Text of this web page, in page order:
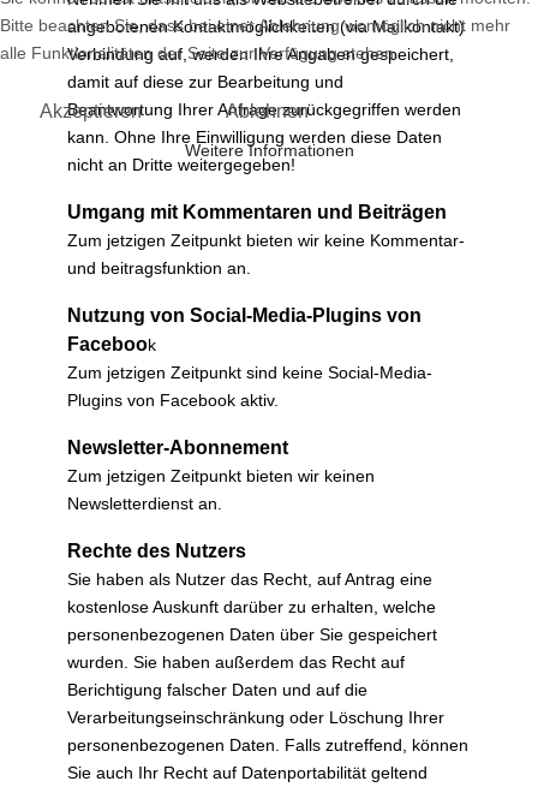
angebotenen Kontaktmöglichkeiten (via Mailkontakt)
Verbindung auf, werden Ihre Angaben gespeichert,
damit auf diese zur Bearbeitung und
Beantwortung Ihrer Anfrage zurückgegriffen werden
kann. Ohne Ihre Einwilligung werden diese Daten
nicht an Dritte weitergegeben!
Umgang mit Kommentaren und Beiträgen
Zum jetzigen Zeitpunkt bieten wir keine Kommentar-
und beitragsfunktion an.
Nutzung von Social-Media-Plugins von
Facebook
Zum jetzigen Zeitpunkt sind keine Social-Media-
Plugins von Facebook aktiv.
Newsletter-Abonnement
Zum jetzigen Zeitpunkt bieten wir keinen
Newsletterdienst an.
Rechte des Nutzers
Sie haben als Nutzer das Recht, auf Antrag eine
kostenlose Auskunft darüber zu erhalten, welche
personenbezogenen Daten über Sie gespeichert
wurden. Sie haben außerdem das Recht auf
Berichtigung falscher Daten und auf die
Verarbeitungseinschränkung oder Löschung Ihrer
personenbezogenen Daten. Falls zutreffend, können
Sie auch Ihr Recht auf Datenportabilität geltend
Bitte beachten Sie, dass bei einer Ablehnung womöglich nicht mehr
alle Funktionalitäten der Seite zur Verfügung stehen.
Akzeptieren Ablehnen
Weitere Informationen